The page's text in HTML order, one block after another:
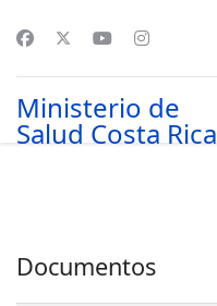
Ministerio de
Salud Costa Rica
Documentos